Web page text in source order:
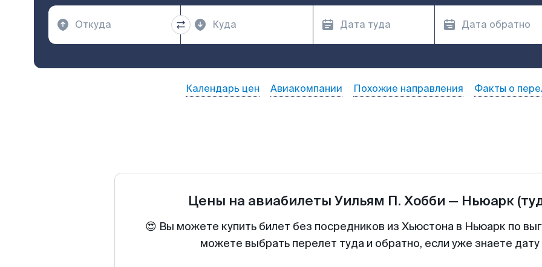
Календарь цен Авиакомпании Похожие направления Факты о
Цены на авиабилеты Уильям П. Хобби — Ньюарк
😍 Вы можете купить билет без посредников из Хьюстона в Ньюарк по
можете выбрать перелет туда и обратно, если уже знаете